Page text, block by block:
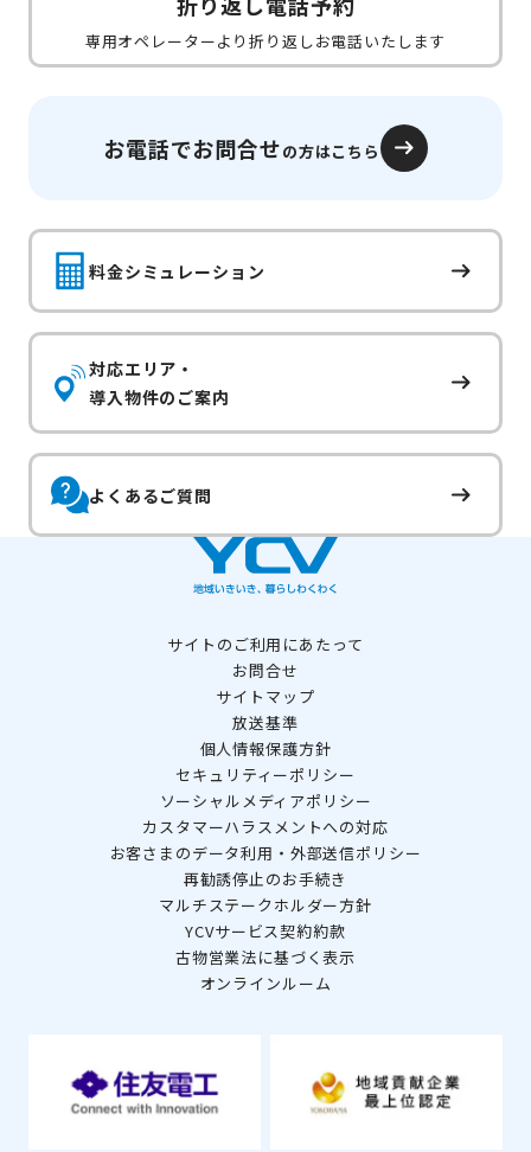
専用オペレーターより折り返しお電話いたします
お電話でお問合せの方はこちら
料金シミュレーション
対応エリア・
導入物件のご案内
よくあるご質問
サイトのご利用にあたって
お問合せ
サイトマップ
放送基準
個人情報保護方針
セキュリティーポリシー
ソーシャルメディアポリシー
カスタマーハラスメントへの対応
お客さまのデータ利用・外部送信ポリシー
再勧誘停止のお手続き
マルチステークホルダー方針
YCVサービス契約約款
古物営業法に基づく表示
オンラインルーム